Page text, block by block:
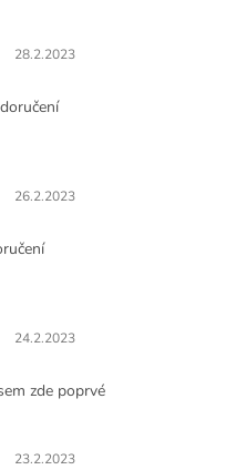
Hodnocení obchodu je 5 z 5
28.2.2023
Hodnocení obchodu je 5 z 5
26.2.2023
Hodnocení obchodu je 5 z 5
24.2.2023
zde poprvé
Hodnocení obchodu je 5 z 5
23.2.2023